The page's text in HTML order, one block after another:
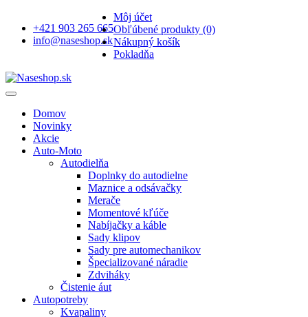
+421 903 265 665
info@naseshop.sk
Môj účet
Obľúbené produkty (0)
Nákupný košík
Pokladňa
Domov
Novinky
Akcie
Auto-Moto
Autodielňa
Doplnky do autodielne
Maznice a odsávačky
Merače
Momentové kľúče
Nabíjačky a káble
Sady klipov
Sady pre automechanikov
Špecializované náradie
Zdviháky
Čistenie áut
Autopotreby
Kvapaliny